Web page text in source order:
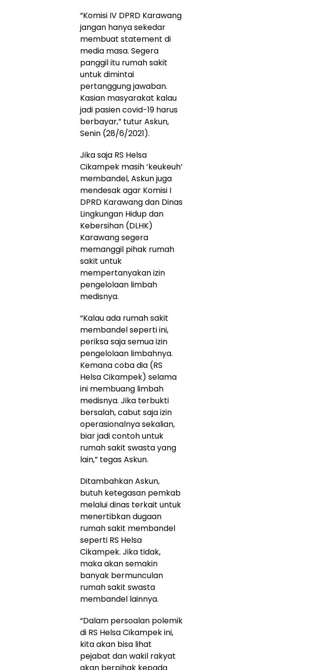
“Komisi IV DPRD Karawang
jangan hanya sekedar
membuat statement di
media masa. Segera
panggil itu rumah sakit
untuk dimintai
pertanggung jawaban.
Kasian masyarakat kalau
jadi pasien covid-19 harus
berbayar,” tutur Askun,
Senin (28/6/2021).
Jika saja RS Helsa
Cikampek masih ‘keukeuh’
membandel, Askun juga
mendesak agar Komisi I
DPRD Karawang dan Dinas
Lingkungan Hidup dan
Kebersihan (DLHK)
Karawang segera
memanggil pihak rumah
sakit untuk
mempertanyakan izin
pengelolaan limbah
medisnya.
“Kalau ada rumah sakit
membandel seperti ini,
periksa saja semua izin
pengelolaan limbahnya.
Kemana coba dia (RS
Helsa Cikampek) selama
ini membuang limbah
medisnya. Jika terbukti
bersalah, cabut saja izin
operasionalnya sekalian,
biar jadi contoh untuk
rumah sakit swasta yang
lain,” tegas Askun.
Ditambahkan Askun,
butuh ketegasan pemkab
melalui dinas terkait untuk
menertibkan dugaan
rumah sakit membandel
seperti RS Helsa
Cikampek. Jika tidak,
maka akan semakin
banyak bermunculan
rumah sakit swasta
membandel lainnya.
“Dalam persoalan polemik
di RS Helsa Cikampek ini,
kita akan bisa lihat
pejabat dan wakil rakyat